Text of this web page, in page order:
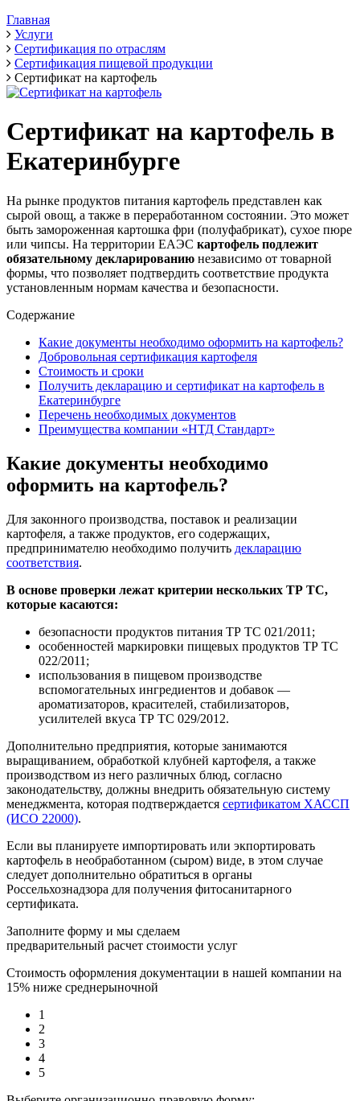
Главная
Услуги
Сертификация по отраслям
Сертификация пищевой продукции
Сертификат на картофель
Сертификат на картофель в
Екатеринбурге
На рынке продуктов питания картофель представлен как
сырой овощ, а также в переработанном состоянии. Это может
быть замороженная картошка фри (полуфабрикат), сухое пюре
или чипсы. На территории ЕАЭС картофель подлежит
обязательному декларированию независимо от товарной
формы, что позволяет подтвердить соответствие продукта
установленным нормам качества и безопасности.
Содержание
Какие документы необходимо оформить на картофель?
Добровольная сертификация картофеля
Стоимость и сроки
Получить декларацию и сертификат на картофель в
Екатеринбурге
Перечень необходимых документов
Преимущества компании «НТД Стандарт»
Какие документы необходимо
оформить на картофель?
Для законного производства, поставок и реализации
картофеля, а также продуктов, его содержащих,
предпринимателю необходимо получить декларацию
соответствия.
В основе проверки лежат критерии нескольких ТР ТС,
которые касаются:
безопасности продуктов питания ТР ТС 021/2011;
особенностей маркировки пищевых продуктов ТР ТС
022/2011;
использования в пищевом производстве
вспомогательных ингредиентов и добавок —
ароматизаторов, красителей, стабилизаторов,
усилителей вкуса ТР ТС 029/2012.
Дополнительно предприятия, которые занимаются
выращиванием, обработкой клубней картофеля, а также
производством из него различных блюд, согласно
законодательству, должны внедрить обязательную систему
менеджмента, которая подтверждается сертификатом ХАССП
(ИСО 22000).
Если вы планируете импортировать или экпортировать
картофель в необработанном (сыром) виде, в этом случае
следует дополнительно обратиться в органы
Россельхознадзора для получения фитосанитарного
сертификата.
Заполните форму и мы сделаем
предварительный расчет стоимости услуг
Стоимость оформления документации в нашей компании на
15% ниже среднерыночной
1
2
3
4
5